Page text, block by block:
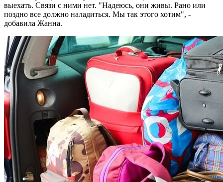
выехать. Связи с ними нет. "Надеюсь, они живы. Рано или
поздно все должно наладиться. Мы так этого хотим", -
добавила Жанна.